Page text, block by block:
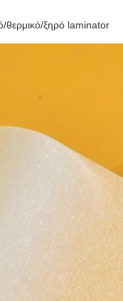
θερμικό/ξηρό laminator